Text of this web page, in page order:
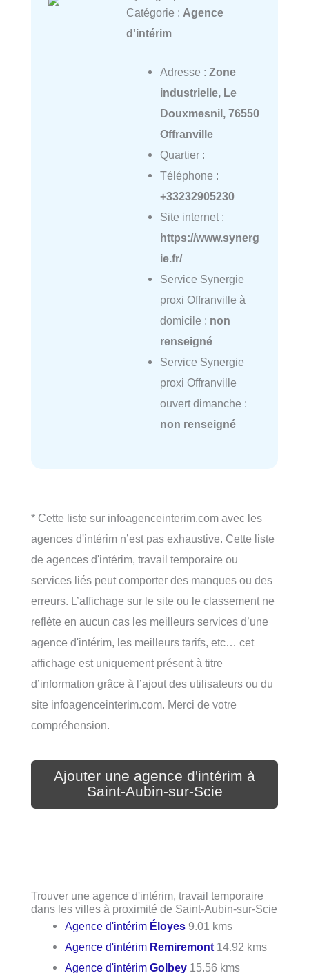
Catégorie : Agence
d'intérim
Adresse : Zone
industrielle, Le
Douxmesnil, 76550
Offranville
Quartier :
Téléphone :
+33232905230
Site internet :
https://www.synerg
ie.fr/
Service Synergie
proxi Offranville à
domicile : non
renseigné
Service Synergie
proxi Offranville
ouvert dimanche :
non renseigné
* Cette liste sur infoagenceinterim.com avec les
agences d'intérim n’est pas exhaustive. Cette liste
de agences d'intérim, travail temporaire ou
services liés peut comporter des manques ou des
erreurs. L’affichage sur le site ou le classement ne
reflète en aucun cas les meilleurs services d’une
agence d'intérim, les meilleurs tarifs, etc… cet
affichage est uniquement présent à titre
d’information grâce à l’ajout des utilisateurs ou du
site infoagenceinterim.com. Merci de votre
compréhension.
Ajouter une agence d'intérim à
Saint-Aubin-sur-Scie
Trouver une agence d'intérim, travail temporaire
dans les villes à proximité de Saint-Aubin-sur-Scie
Agence d'intérim Éloyes 9.01 kms
Agence d'intérim Remiremont 14.92 kms
Agence d'intérimGolbey 15.56 kms